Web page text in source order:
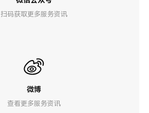
扫码获取更多服务资讯
微博
查看更多服务资讯